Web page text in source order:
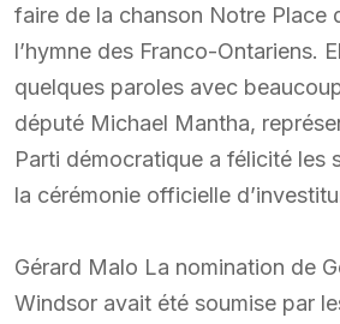
faire de la chanson Notre Place
l’hymne des Franco-Ontariens.
quelques paroles avec
député Michael Mantha,
Parti démocratique a félicité les
la cérémonie officielle
Gérard Malo La nomination de
Windsor avait été soumise par